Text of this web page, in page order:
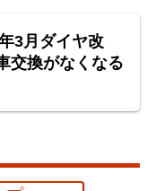
年3月ダイヤ改
交換がなくなる